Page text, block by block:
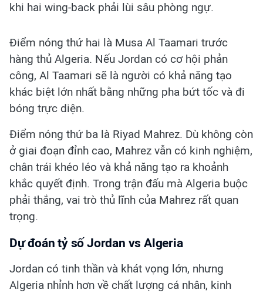
khi hai wing-back phải lùi sâu phòng ngự.
Điểm nóng thứ hai là Musa Al Taamari trước
hàng thủ Algeria. Nếu Jordan có cơ hội phản
công, Al Taamari sẽ là người có khả năng tạo
khác biệt lớn nhất bằng những pha bứt tốc và đi
bóng trực diện.
Điểm nóng thứ ba là Riyad Mahrez. Dù không còn
ở giai đoạn đỉnh cao, Mahrez vẫn có kinh nghiệm,
chân trái khéo léo và khả năng tạo ra khoảnh
khắc quyết định. Trong trận đấu mà Algeria buộc
phải thắng, vai trò thủ lĩnh của Mahrez rất quan
trọng.
Dự đoán tỷ số Jordan vs Algeria
Jordan có tinh thần và khát vọng lớn, nhưng
Algeria nhỉnh hơn về chất lượng cá nhân, kinh